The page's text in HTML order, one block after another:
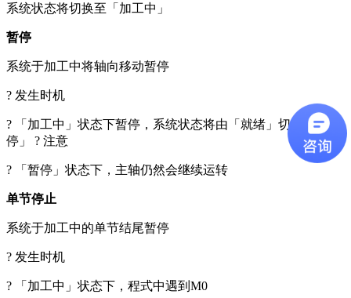
系统状态将切换至「加工中」
暂停
系统于加工中将轴向移动暂停
? 发生时机
? 「加工中」状态下暂停，系统状态将由「就绪」切换至「暂
停」 ? 注意
? 「暂停」状态下，主轴仍然会继续运转
单节停止
系统于加工中的单节结尾暂停
? 发生时机
? 「加工中」状态下，程式中遇到M0